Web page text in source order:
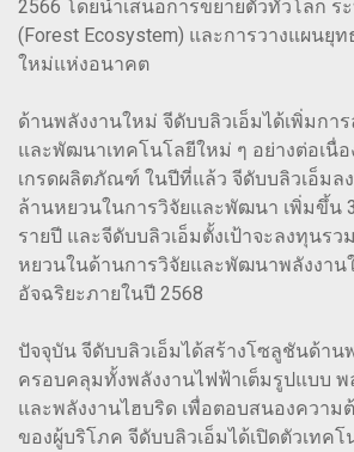
2566 โดยนำเสนอการขยายตัวทั่วโลก ร
(Forest Ecosystem) และการวางแผนยุ
ใหม่แห่งอนาคต
ด้านพลังงานใหม่ จีดับบลิวเอ็มได้เพิ่มกา
และพัฒนาเทคโนโลยีใหม่ ๆ อย่างต่อเนื่
เกรดผลิตภัณฑ์ ในปีที่แล้ว จีดับบลิวเอ็มล
ล้านหยวนในการวิจัยและพัฒนา เพิ่มขึ้น
รายปี และจีดับบลิวเอ็มตั้งเป้าจะลงทุนร
หยวนในด้านการวิจัยและพัฒนาพลังงาน
อัจฉริยะภายในปี 2568
ปัจจุบัน จีดับบลิวเอ็มได้สร้างโซลูชันด้าน
ครอบคลุมทั้งพลังงานไฟฟ้าเต็มรูปแบบ พ
และพลังงานไฮบริด เพื่อตอบสนองความ
ของผู้บริโภค จีดับบลิวเอ็มได้เปิดตัวเทค